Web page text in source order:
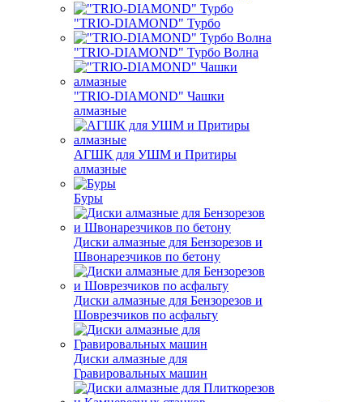
"TRIO-DIAMOND" Турбо
"TRIO-DIAMOND" Турбо Волна
"TRIO-DIAMOND" Чашки
алмазные
АГШК для УШМ и Притиры
алмазные
Буры
Диски алмазные для Бензорезов и
Швонарезчиков по бетону
Диски алмазные для Бензорезов и
Шоврезчиков по асфальту
Диски алмазные для
Гравировальных машин